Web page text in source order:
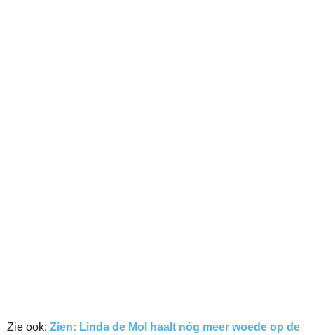
Zie ook: Zien: Linda de Mol haalt nóg meer woede op de